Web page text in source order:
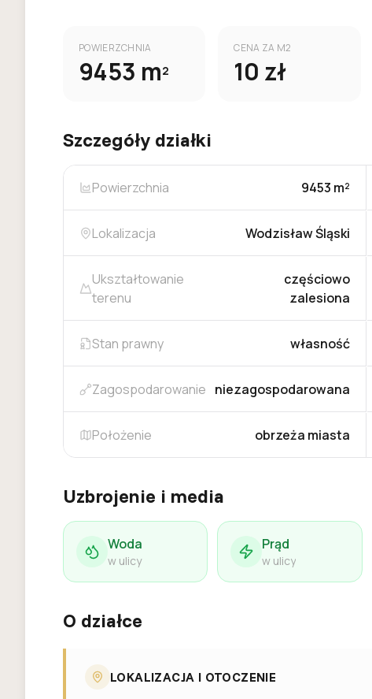
POWIERZCHNIA
9453 m2
CENA ZA M2
10 zł
Szczegóły działki
Powierzchnia 9453 m²
Lokalizacja Wodzisław Śląski
Ukształtowanie
terenu
częściowo
zalesiona
Stan prawny własność
Zagospodarowanie niezagospodarowana
Położenie obrzeża miasta
Uzbrojenie i media
Woda
w ulicy
Prąd
w ulicy
O działce
LOKALIZACJA I OTOCZENIE